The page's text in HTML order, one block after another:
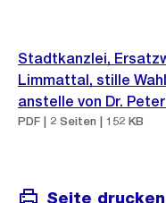
Stadtkanzlei,
Limmattal, stille
anstelle von Dr.
PDF | 2 Seiten | 152 KB
Seite drucken